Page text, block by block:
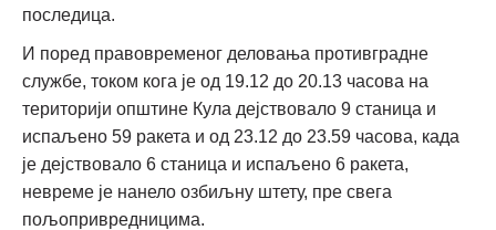
последица.
И поред правовременог деловања противградне
службе, током кога је од 19.12 до 20.13 часова на
територији општине Кула дејствовало 9 станица и
испаљено 59 ракета и од 23.12 до 23.59 часова, када
је дејствовало 6 станица и испаљено 6 ракета,
невреме је нанело озбиљну штету, пре свега
пољопривредницима.